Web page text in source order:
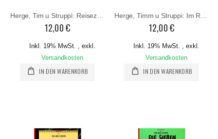
12,00 €
Inkl. 19% MwSt.
exkl.
Versandkosten
IN DEN WARENKORB
12,00 €
Inkl. 19% MwSt.
exkl.
Versandkosten
IN DEN WARENKORB